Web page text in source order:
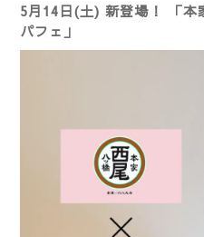
5月14日(土) 新登場！ 「
パフェ」